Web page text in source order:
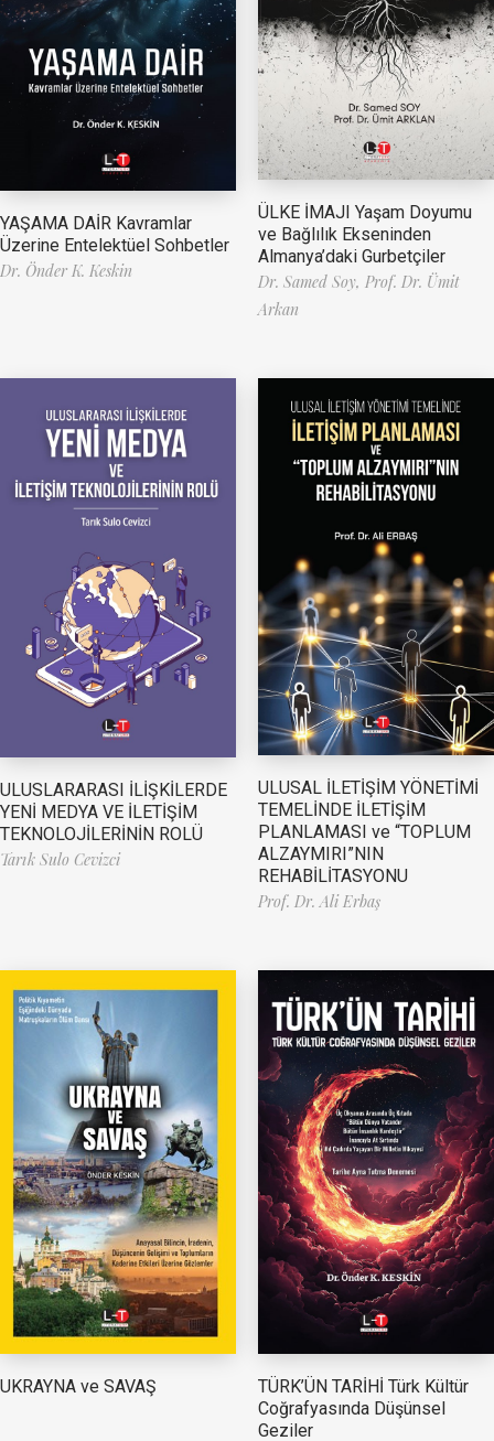
YAŞAMA DAİR Kavramlar
Üzerine Entelektüel Sohbetler
Dr. Önder K. Keskin
ÜLKE İMAJI Yaşam Doyumu
ve Bağlılık Ekseninden
Almanya’daki Gurbetçiler
Dr. Samed Soy, Prof. Dr. Ümit
Arkan
ULUSLARARASI İLİŞKİLERDE
YENİ MEDYA VE İLETİŞİM
TEKNOLOJİLERİNİN ROLÜ
Tarık Sulo Cevizci
ULUSAL İLETİŞİM YÖNETİMİ
TEMELİNDE İLETİŞİM
PLANLAMASI ve “TOPLUM
ALZAYMIRI”NIN
REHABİLİTASYONU
Prof. Dr. Ali Erbaş
UKRAYNA ve SAVAŞ
TÜRK’ÜN TARİHİ Türk Kültür
Coğrafyasında Düşünsel
Geziler